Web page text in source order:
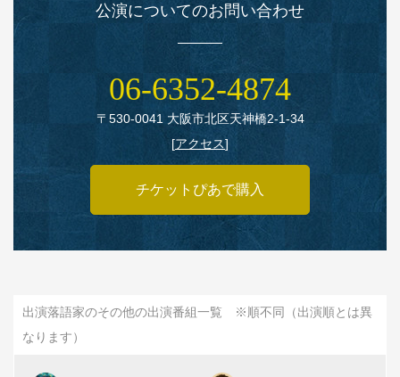
公演についてのお問い合わせ
06‑6352‑4874
〒530‑0041 大阪市北区天神橋2‑1‑34
[アクセス]
チケットぴあで購入
出演落語家のその他の出演番組一覧 ※順不同（出演順とは異
なります）